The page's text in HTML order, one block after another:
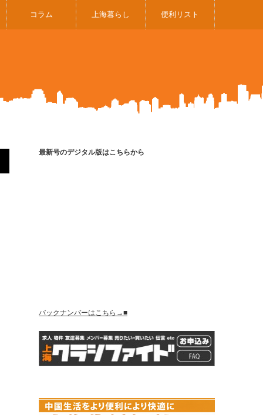
コラム 上海暮らし 便利リスト
最新号のデジタル版はこちらから
バックナンバーはこちら→■